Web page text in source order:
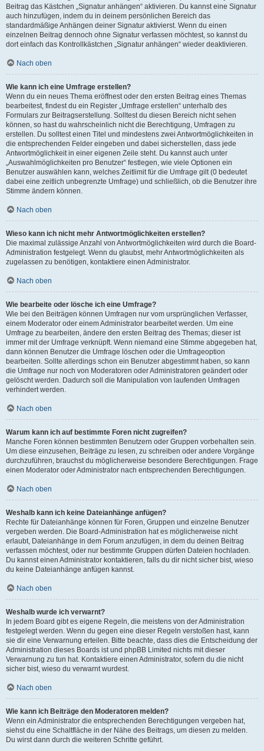
Beitrag das Kästchen „Signatur anhängen“ aktivieren. Du kannst eine Signatur
auch hinzufügen, indem du in deinem persönlichen Bereich das
standardmäßige Anhängen deiner Signatur aktivierst. Wenn du einen
einzelnen Beitrag dennoch ohne Signatur verfassen möchtest, so kannst du
dort einfach das Kontrollkästchen „Signatur anhängen“ wieder deaktivieren.
Nach oben
Wie kann ich eine Umfrage erstellen?
Wenn du ein neues Thema eröffnest oder den ersten Beitrag eines Themas
bearbeitest, findest du ein Register „Umfrage erstellen“ unterhalb des
Formulars zur Beitragserstellung. Solltest du diesen Bereich nicht sehen
können, so hast du wahrscheinlich nicht die Berechtigung, Umfragen zu
erstellen. Du solltest einen Titel und mindestens zwei Antwortmöglichkeiten in
die entsprechenden Felder eingeben und dabei sicherstellen, dass jede
Antwortmöglichkeit in einer eigenen Zeile steht. Du kannst auch unter
„Auswahlmöglichkeiten pro Benutzer“ festlegen, wie viele Optionen ein
Benutzer auswählen kann, welches Zeitlimit für die Umfrage gilt (0 bedeutet
dabei eine zeitlich unbegrenzte Umfrage) und schließlich, ob die Benutzer ihre
Stimme ändern können.
Nach oben
Wieso kann ich nicht mehr Antwortmöglichkeiten erstellen?
Die maximal zulässige Anzahl von Antwortmöglichkeiten wird durch die Board-
Administration festgelegt. Wenn du glaubst, mehr Antwortmöglichkeiten als
zugelassen zu benötigen, kontaktiere einen Administrator.
Nach oben
Wie bearbeite oder lösche ich eine Umfrage?
Wie bei den Beiträgen können Umfragen nur vom ursprünglichen Verfasser,
einem Moderator oder einem Administrator bearbeitet werden. Um eine
Umfrage zu bearbeiten, ändere den ersten Beitrag des Themas; dieser ist
immer mit der Umfrage verknüpft. Wenn niemand eine Stimme abgegeben hat,
dann können Benutzer die Umfrage löschen oder die Umfrageoption
bearbeiten. Sollte allerdings schon ein Benutzer abgestimmt haben, so kann
die Umfrage nur noch von Moderatoren oder Administratoren geändert oder
gelöscht werden. Dadurch soll die Manipulation von laufenden Umfragen
verhindert werden.
Nach oben
Warum kann ich auf bestimmte Foren nicht zugreifen?
Manche Foren können bestimmten Benutzern oder Gruppen vorbehalten sein.
Um diese einzusehen, Beiträge zu lesen, zu schreiben oder andere Vorgänge
durchzuführen, brauchst du möglicherweise besondere Berechtigungen. Frage
einen Moderator oder Administrator nach entsprechenden Berechtigungen.
Nach oben
Weshalb kann ich keine Dateianhänge anfügen?
Rechte für Dateianhänge können für Foren, Gruppen und einzelne Benutzer
vergeben werden. Die Board-Administration hat es möglicherweise nicht
erlaubt, Dateianhänge in dem Forum anzufügen, in dem du deinen Beitrag
verfassen möchtest, oder nur bestimmte Gruppen dürfen Dateien hochladen.
Du kannst einen Administrator kontaktieren, falls du dir nicht sicher bist, wieso
du keine Dateianhänge anfügen kannst.
Nach oben
Weshalb wurde ich verwarnt?
In jedem Board gibt es eigene Regeln, die meistens von der Administration
festgelegt werden. Wenn du gegen eine dieser Regeln verstoßen hast, kann
sie dir eine Verwarnung erteilen. Bitte beachte, dass dies die Entscheidung der
Administration dieses Boards ist und phpBB Limited nichts mit dieser
Verwarnung zu tun hat. Kontaktiere einen Administrator, sofern du die nicht
sicher bist, wieso du verwarnt wurdest.
Nach oben
Wie kann ich Beiträge den Moderatoren melden?
Wenn ein Administrator die entsprechenden Berechtigungen vergeben hat,
siehst du eine Schaltfläche in der Nähe des Beitrags, um diesen zu melden.
Du wirst dann durch die weiteren Schritte geführt.